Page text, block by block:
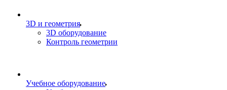
3D и геометрия
3D оборудование
Контроль геометрии
Учебное оборудование